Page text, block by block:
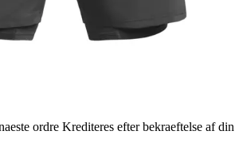
ordre Krediteres efter bekraeftelse af din